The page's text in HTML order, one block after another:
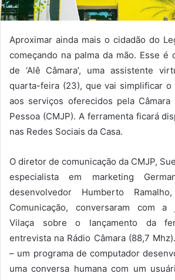
Aproximar ainda mais o cidadão do
começando na palma da mão. Esse é
de ‘Alê Câmara’, uma assistente
quarta-feira (23), que vai simplificar o
aos serviços oferecidos pela Câmara
Pessoa (CMJP). A ferramenta ficará
nas Redes Sociais da Casa.
O diretor de comunicação da CMJP,
especialista em marketing
desenvolvedor Humberto
Comunicação, conversaram com a
Vilaça sobre o lançamento da
entrevista na Rádio Câmara (88,7
– um programa de computador
uma conversa humana com um